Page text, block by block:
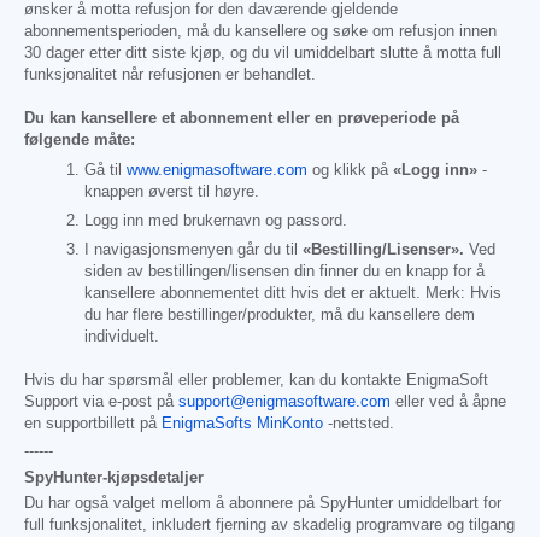
ønsker å motta refusjon for den daværende gjeldende
abonnementsperioden, må du kansellere og søke om refusjon innen
30 dager etter ditt siste kjøp, og du vil umiddelbart slutte å motta full
funksjonalitet når refusjonen er behandlet.
Du kan kansellere et abonnement eller en prøveperiode på
følgende måte:
Gå til www.enigmasoftware.com og klikk på «Logg inn» -
knappen øverst til høyre.
Logg inn med brukernavn og passord.
I navigasjonsmenyen går du til «Bestilling/Lisenser». Ved
siden av bestillingen/lisensen din finner du en knapp for å
kansellere abonnementet ditt hvis det er aktuelt. Merk: Hvis
du har flere bestillinger/produkter, må du kansellere dem
individuelt.
Hvis du har spørsmål eller problemer, kan du kontakte EnigmaSoft
Support via e-post på support@enigmasoftware.com eller ved å åpne
en supportbillett på EnigmaSofts MinKonto -nettsted.
------
SpyHunter-kjøpsdetaljer
Du har også valget mellom å abonnere på SpyHunter umiddelbart for
full funksjonalitet, inkludert fjerning av skadelig programvare og tilgang